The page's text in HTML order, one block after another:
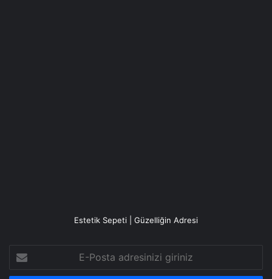
Estetik Sepeti | Güzelliğin Adresi
Posta
adresinizi